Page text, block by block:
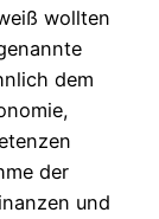
wollten
dem
der
und